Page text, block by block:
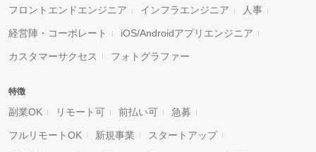
フロントエンドエンジニア インフラエンジニア 人事
経営陣・コーポレート iOS/Androidアプリエンジニア
カスタマーサクセス フォトグラファー
特徴
副業OK リモート可 前払い可 急募
フルリモートOK 新規事業 スタートアップ